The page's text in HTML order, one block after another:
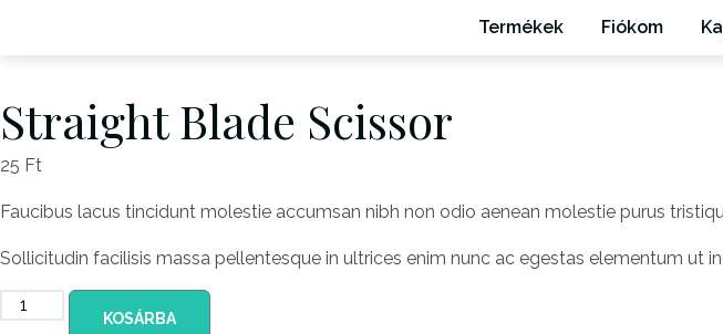
Termékek Fiókom
Straight Blade Scissor
25 Ft
Faucibus lacus tincidunt molestie accumsan nibh non odio aenean molestie purus
Sollicitudin facilisis massa pellentesque in ultrices enim nunc ac egestas elementum ut
KOSÁRBA